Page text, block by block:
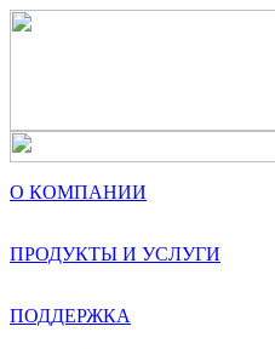
О КОМПАНИИ
ПРОДУКТЫ И УСЛУГИ
ПОДДЕРЖКА